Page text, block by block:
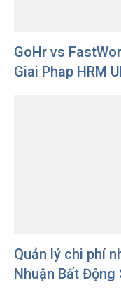
GoHr vs
Giai Phap HRM
Quản lý chi phí
Nhuận Bất Động